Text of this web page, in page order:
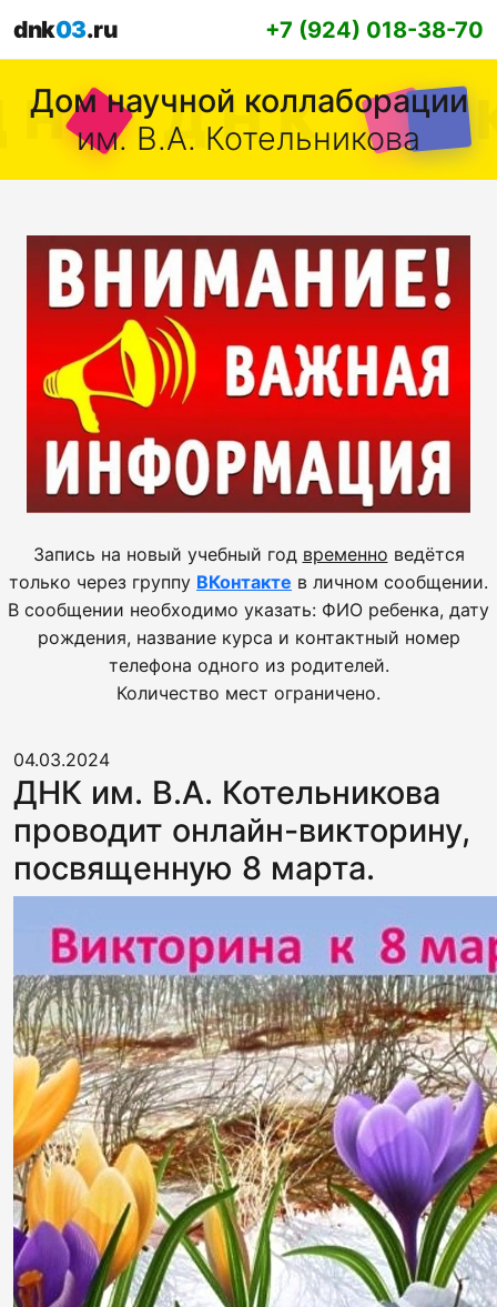
dnk03.ru +7 (924) 018-38-70
Дом научной коллаборации
им. В.А. Котельникова
Запись на новый учебный год временно ведётся
только через группу ВКонтакте в личном сообщении.
В сообщении необходимо указать: ФИО ребенка, дату
рождения, название курса и контактный номер
телефона одного из родителей.
Количество мест ограничено.
04.03.2024
ДНК им. В.А. Котельникова
проводит онлайн-викторину,
посвященную 8 марта.